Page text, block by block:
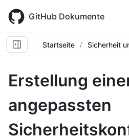
main
content
GitHub Dokumente
Startseite Sicherheit
Erstellung
angepassten